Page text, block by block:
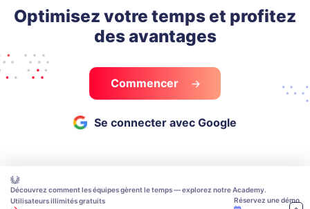
Optimisez votre temps et profitez
des avantages
Commencer
Se connecter avec Google
Découvrez comment les équipes gèrent le temps — explorez notre Academy.
Utilisateurs illimités gratuits
Réservez une démo